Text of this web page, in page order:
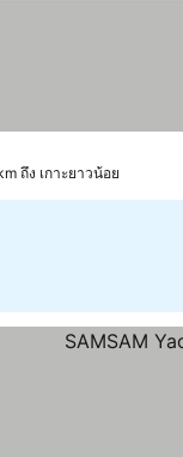
ถึง เกาะยาวน้อย